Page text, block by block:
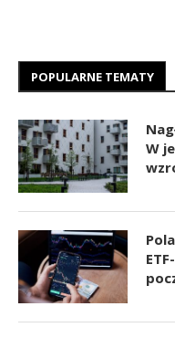
POPULARNE TEMATY
W